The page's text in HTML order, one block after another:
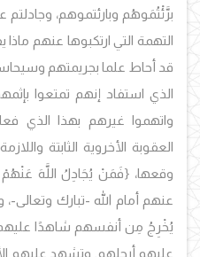
برَّئْتُمَوهُم وبارئتموهم، وجادلتم
التهمة التي ارتكبوها عنهم
قد أحاط علما بجريمتهم
الذي استفاد إنهم تمتعوا
واتهموا غيرهم بهذا الذي
العقوبة الأخروية الثابتة
وقعها، {فَمَنْ يُجَادِلُ اللَّهَ عَنْهُمْ
عنهم أمام الله -تبارك وتعالى-،
يُخْرِجُ مِن أنفسهم شاهدًا
عليهم أرجلهم, وتشهد عليهم